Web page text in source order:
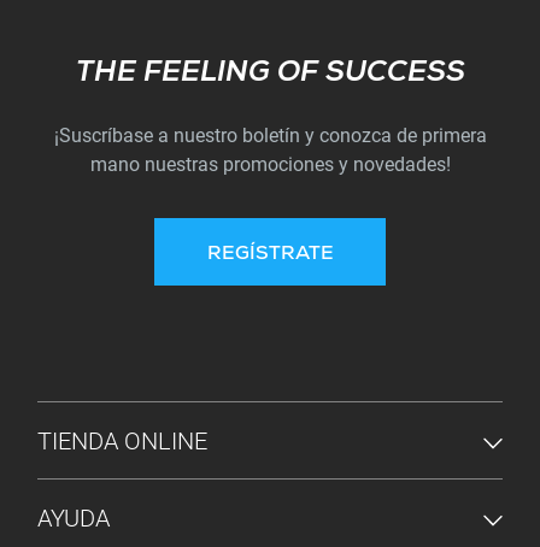
Subscribe
THE FEELING OF SUCCESS
¡Suscríbase a nuestro boletín y conozca de primera
mano nuestras promociones y novedades!
REGÍSTRATE
MENÚ DE PIE DE PÁGINA
TIENDA ONLINE
AYUDA